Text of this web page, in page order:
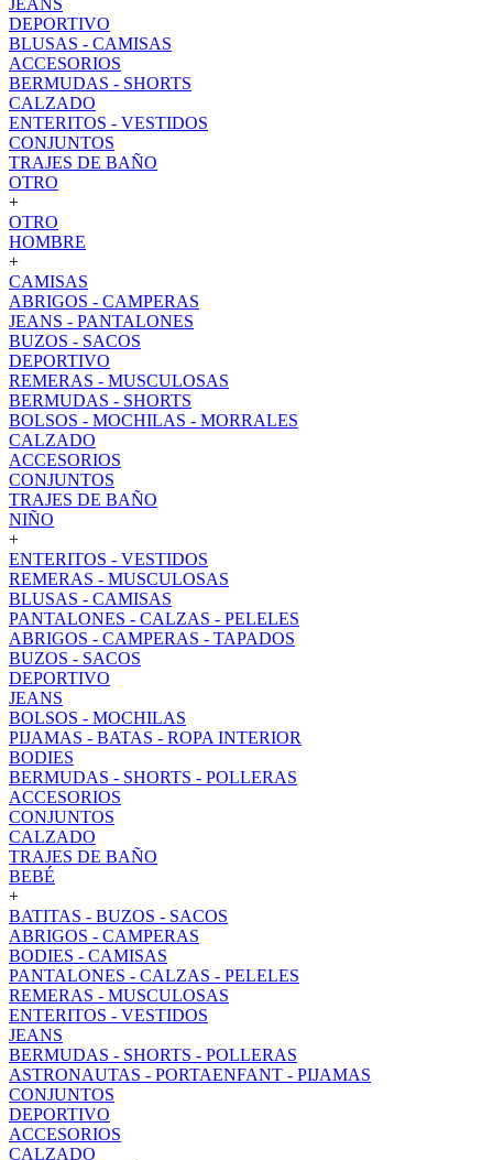
JEANS
DEPORTIVO
BLUSAS - CAMISAS
ACCESORIOS
BERMUDAS - SHORTS
CALZADO
ENTERITOS - VESTIDOS
CONJUNTOS
TRAJES DE BAÑO
OTRO
+
OTRO
HOMBRE
+
CAMISAS
ABRIGOS - CAMPERAS
JEANS - PANTALONES
BUZOS - SACOS
DEPORTIVO
REMERAS - MUSCULOSAS
BERMUDAS - SHORTS
BOLSOS - MOCHILAS - MORRALES
CALZADO
ACCESORIOS
CONJUNTOS
TRAJES DE BAÑO
NIÑO
+
ENTERITOS - VESTIDOS
REMERAS - MUSCULOSAS
BLUSAS - CAMISAS
PANTALONES - CALZAS - PELELES
ABRIGOS - CAMPERAS - TAPADOS
BUZOS - SACOS
DEPORTIVO
JEANS
BOLSOS - MOCHILAS
PIJAMAS - BATAS - ROPA INTERIOR
BODIES
BERMUDAS - SHORTS - POLLERAS
ACCESORIOS
CONJUNTOS
CALZADO
TRAJES DE BAÑO
BEBÉ
+
BATITAS - BUZOS - SACOS
ABRIGOS - CAMPERAS
BODIES - CAMISAS
PANTALONES - CALZAS - PELELES
REMERAS - MUSCULOSAS
ENTERITOS - VESTIDOS
JEANS
BERMUDAS - SHORTS - POLLERAS
ASTRONAUTAS - PORTAENFANT - PIJAMAS
CONJUNTOS
DEPORTIVO
ACCESORIOS
CALZADO